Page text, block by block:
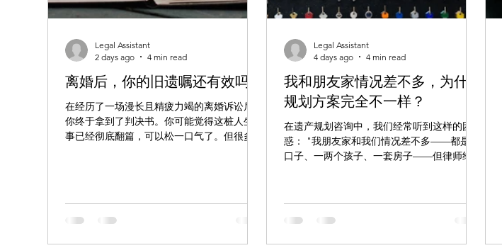
离婚后，你的旧遗嘱还有效吗？
在经历了一场漫长且精疲力竭的离婚诉讼后，
你终于拿到了判决书。你可能觉得这桩人生旧
事已经彻底翻篇，可以松一口气了。但很多纽
事的人）。那么，一旦离婚变成法律事实，这
Legal Assistant
2 days ago
4 min read
我和朋友家情况差不多，为什么
规划方案完全不一样？
在遗产规划咨询中，我们经常听到这样的困
惑： "我朋友家和我们情况差不多——都是两
口子、一两个孩子、一套房子——但律师给他
往存在不少细节差异，而正是这些细节，决定
明。 1. "差不多"的表象之下，家庭结构可能
Legal Assistant
4 days ago
4 min read